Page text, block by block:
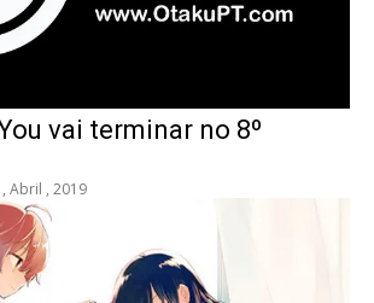
vai terminar no 8º
Abril , 2019